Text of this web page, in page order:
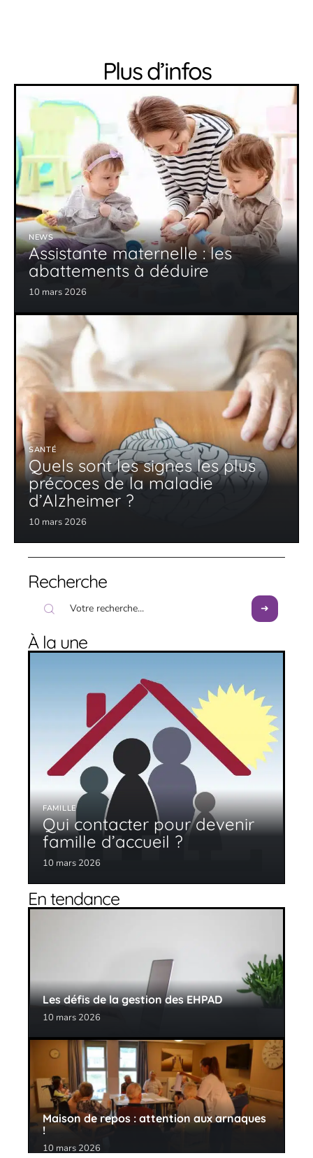
Plus d’infos
NEWS
Assistante maternelle : les
abattements à déduire
10 mars 2026
SANTÉ
Quels sont les signes les plus
précoces de la maladie
d’Alzheimer ?
10 mars 2026
Recherche
À la une
FAMILLE
Qui contacter pour devenir
famille d’accueil ?
10 mars 2026
En tendance
Les défis de la gestion des EHPAD
10 mars 2026
Maison de repos : attention aux arnaques
!
10 mars 2026